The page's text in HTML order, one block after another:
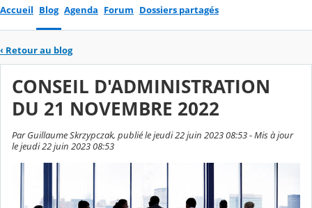
Accueil Blog Agenda Forum Dossiers partagés
‹ Retour au blog
CONSEIL D'ADMINISTRATION
DU 21 NOVEMBRE 2022
Par Guillaume Skrzypczak, publié le jeudi 22 juin 2023 08:53 - Mis à jour
le jeudi 22 juin 2023 08:53